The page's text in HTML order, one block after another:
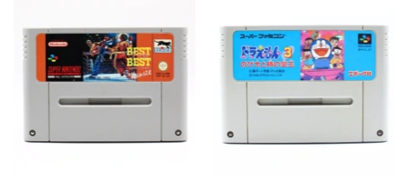
varianter.
Mulighederne
kan
på